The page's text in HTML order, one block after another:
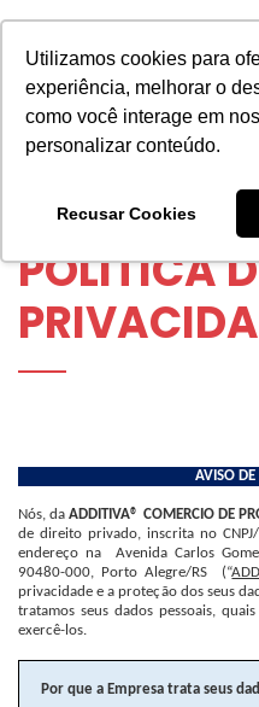
Utilizamos cookies para
experiência, melhorar o
como você interage em
personalizar conteúdo.
Recusar Cookies
POLÍTICA
AVISO DE
Nós, daADDITIVA® COMERCIO DE
de direito privado, inscrita no
endereço na Avenida Carlos
90480-000, Porto Alegre/RS (“
privacidade e a proteção dos seus
tratamos seus dados pessoais,
exercê-los.
Por que a Empresa trata seus